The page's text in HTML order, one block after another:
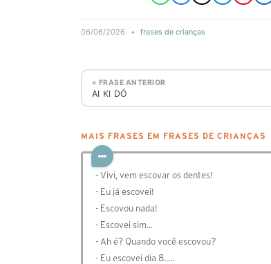
06/06/2026 • frases de crianças
« FRASE ANTERIOR
AI KI DÓ
MAIS FRASES EM FRASES DE CRIANÇAS
- Vivi, vem escovar os dentes!
- Eu já escovei!
- Escovou nada!
- Escovei sim...
- Ah é? Quando você escovou?
- Eu escovei dia 8..…